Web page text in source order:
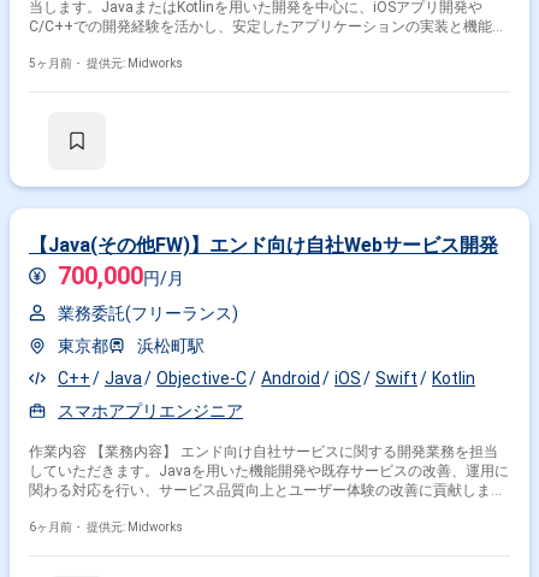
当します。JavaまたはKotlinを用いた開発を中心に、iOSアプリ開発や
C/C++での開発経験を活かし、安定したアプリケーションの実装と機能拡
発 ・Objective-CまたはSwiftを用いたiOSアプリ開発 ・C/C++を用いたア
5ヶ月前・ 提供元: Midworks
【Java(その他FW)】エンド向け自社Webサービス開発
700,000円/月
業務委託(フリーランス)
東京都
浜松町駅
C++
Java Objective-C Android iOS Swift
Kotlin
スマホアプリエンジニア
作業内容 【業務内容】 エンド向け自社サービスに関する開発業務を担当
していただきます。Javaを用いた機能開発や既存サービスの改善、運用に
関わる対応を行い、サービス品質向上とユーザー体験の改善に貢献しま
・サービス運用に関わる対応 ・開発チームとの連携・仕様調整 ・テスト
6ヶ月前・ 提供元: Midworks